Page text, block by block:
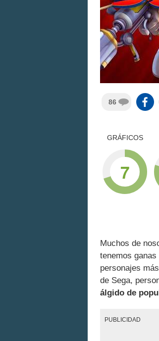
86
GRÁFICOS
7
Muchos de
tenemos
personajes
de Sega,
álgido de
PUBLICIDAD